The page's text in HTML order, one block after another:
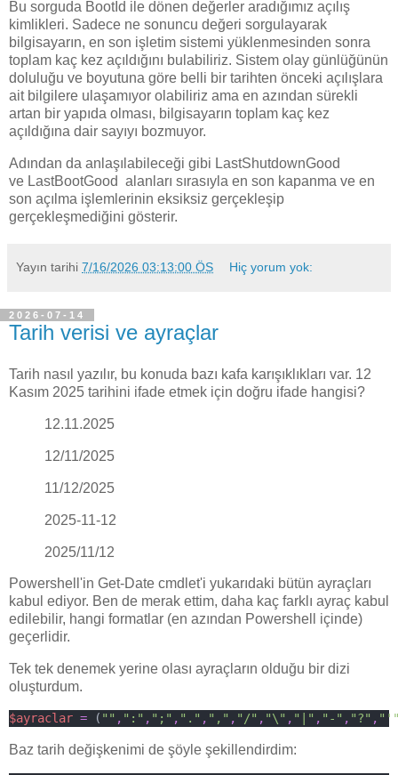
Bu sorguda BootId ile dönen değerler aradığımız açılış
kimlikleri. Sadece ne sonuncu değeri sorgulayarak
bilgisayarın, en son işletim sistemi yüklenmesinden sonra
toplam kaç kez açıldığını bulabiliriz. Sistem olay günlüğünün
doluluğu ve boyutuna göre belli bir tarihten önceki açılışlara
ait bilgilere ulaşamıyor olabiliriz ama en azından sürekli
artan bir yapıda olması, bilgisayarın toplam kaç kez
açıldığına dair sayıyı bozmuyor.
Adından da anlaşılabileceği gibi LastShutdownGood
ve LastBootGood alanları sırasıyla en son kapanma ve en
son açılma işlemlerinin eksiksiz gerçekleşip
gerçekleşmediğini gösterir.
Yayın tarihi 7/16/2026 03:13:00 ÖS Hiç yorum yok:
2026-07-14
Tarih verisi ve ayraçlar
Tarih nasıl yazılır, bu konuda bazı kafa karışıklıkları var. 12
Kasım 2025 tarihini ifade etmek için doğru ifade hangisi?
12.11.2025
12/11/2025
11/12/2025
2025-11-12
2025/11/12
Powershell'in Get-Date cmdlet'i yukarıdaki bütün ayraçları
kabul ediyor. Ben de merak ettim, daha kaç farklı ayraç kabul
edilebilir, hangi formatlar (en azından Powershell içinde)
geçerlidir.
Tek tek denemek yerine olası ayraçların olduğu bir dizi
oluşturdum.
$ayraclar = ( "" , ":" , ";" , "." , "," , "/" , "\" , "|" , "-" , "?" ,
Baz tarih değişkenimi de şöyle şekillendirdim: